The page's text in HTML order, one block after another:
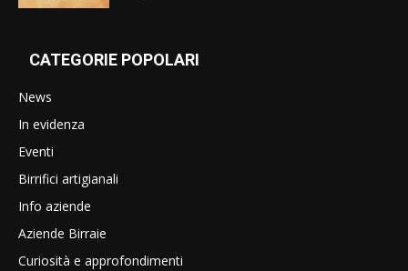
CATEGORIE POPOLARI
News
In evidenza
Eventi
Birrifici artigianali
Info aziende
Aziende Birraie
Curiosità e approfondimenti